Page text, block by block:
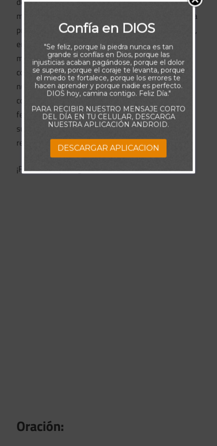
mansedumbre, en el deseo intenso de justicia, en la
práctica de la misericordia, en la pureza de corazón,
en la promoción de la paz, y alcanza su grado
máximo en todos los sacrificios que
conscientemente hacemos para renunciar hasta a
nuestros deseos más preciados si ello significa
continuar siendo discípulos de Jesús. En resumen,
felices los que viven como nuestro Maestro, siendo
sus verdaderos seguidores y esperando la
recompensa que nos tiene reservada en el cielo.
¡Felices los que siguen las enseñanzas de Jesús!
Oración:
Confía en DIOS
"Se feliz, porque la piedra nunca es tan
grande si confías en Dios, porque las
injusticias acaban pagándose, porque el dolor
se supera, porque el coraje te levanta, porque
el miedo te fortalece, porque los errores te
hacen aprender y porque nadie es perfecto.
DIOS hoy, camina contigo. Feliz Día."
PARA RECIBIR NUESTRO MENSAJE CORTO
DEL DÍA EN TU CELULAR, DESCARGA
NUESTRA APLICACIÓN ANDROID.
DESCARGAR APLICACION